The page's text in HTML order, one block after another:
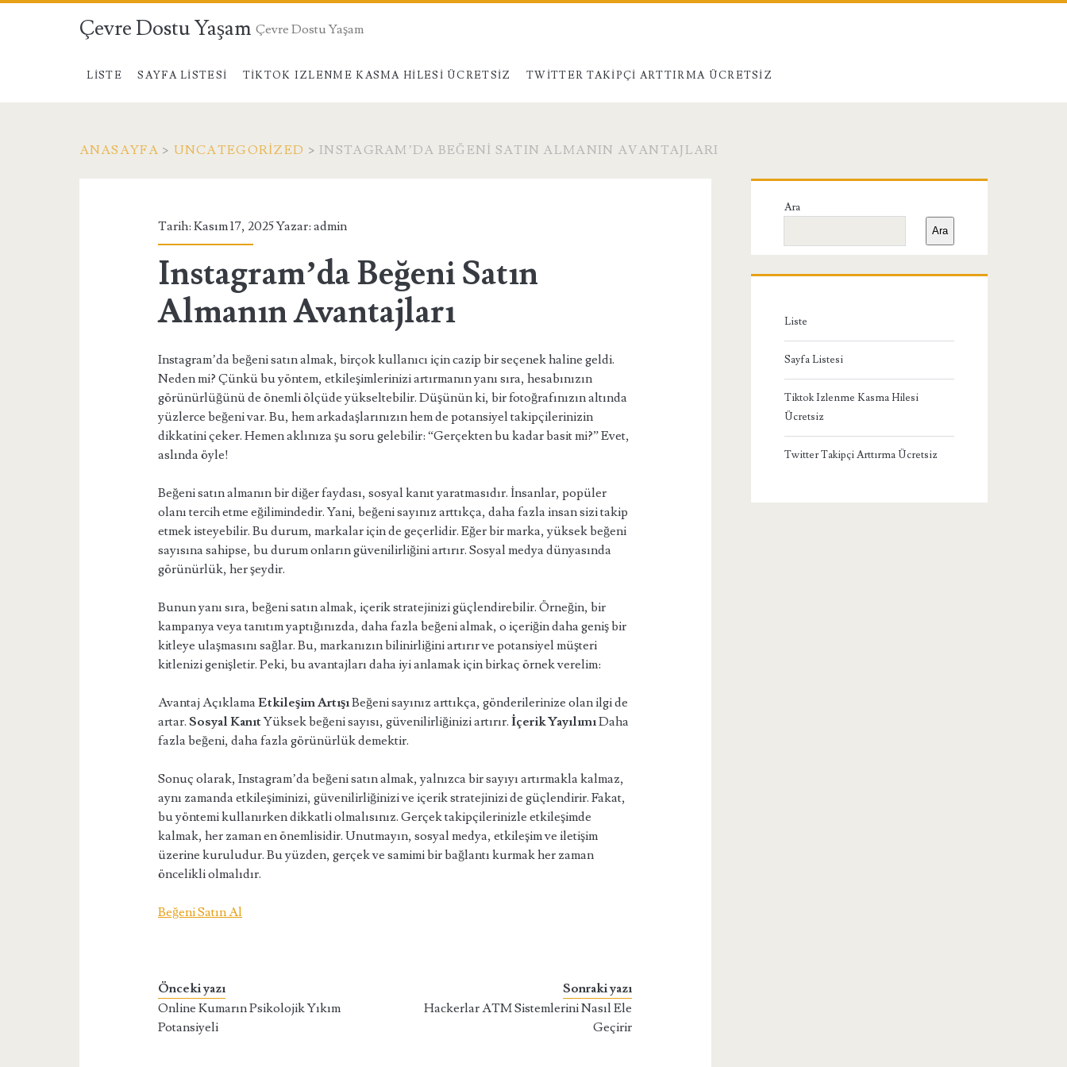
Çevre Dostu Yaşam Çevre Dostu Yaşam
LISTE SAYFA LISTESI TIKTOK IZLENME KASMA HILESI ÜCRETSIZ TWITTER TAKIPÇI ARTTIRMA ÜCRETSIZ
ANASAYFA > UNCATEGORIZED >INSTAGRAM’DA BEĞENI SATIN ALMANIN AVANTAJLARI
Tarih: Kasım 17, 2025 Yazar:admin
Instagram’da Beğeni Satın
Almanın Avantajları
Instagram’da beğeni satın almak, birçok kullanıcı için cazip bir seçenek haline geldi.
Neden mi? Çünkü bu yöntem, etkileşimlerinizi artırmanın yanı sıra, hesabınızın
görünürlüğünü de önemli ölçüde yükseltebilir. Düşünün ki, bir fotoğrafınızın altında
yüzlerce beğeni var. Bu, hem arkadaşlarınızın hem de potansiyel takipçilerinizin
dikkatini çeker. Hemen aklınıza şu soru gelebilir: “Gerçekten bu kadar basit mi?” Evet,
aslında öyle!
Beğeni satın almanın bir diğer faydası, sosyal kanıt yaratmasıdır. İnsanlar, popüler
olanı tercih etme eğilimindedir. Yani, beğeni sayınız arttıkça, daha fazla insan sizi takip
etmek isteyebilir. Bu durum, markalar için de geçerlidir. Eğer bir marka, yüksek beğeni
sayısına sahipse, bu durum onların güvenilirliğini artırır. Sosyal medya dünyasında
görünürlük, her şeydir.
Bunun yanı sıra, beğeni satın almak, içerik stratejinizi güçlendirebilir. Örneğin, bir
kampanya veya tanıtım yaptığınızda, daha fazla beğeni almak, o içeriğin daha geniş bir
kitleye ulaşmasını sağlar. Bu, markanızın bilinirliğini artırır ve potansiyel müşteri
kitlenizi genişletir. Peki, bu avantajları daha iyi anlamak için birkaç örnek verelim:
Avantaj AçıklamaEtkileşim ArtışıBeğeni sayınız arttıkça, gönderilerinize olan ilgi de
artar.Sosyal KanıtYüksek beğeni sayısı, güvenilirliğinizi artırır.İçerik YayılımıDaha
fazla beğeni, daha fazla görünürlük demektir.
Sonuç olarak, Instagram’da beğeni satın almak, yalnızca bir sayıyı artırmakla kalmaz,
aynı zamanda etkileşiminizi, güvenilirliğinizi ve içerik stratejinizi de güçlendirir. Fakat,
bu yöntemi kullanırken dikkatli olmalısınız. Gerçek takipçilerinizle etkileşimde
kalmak, her zaman en önemlisidir. Unutmayın, sosyal medya, etkileşim ve iletişim
üzerine kuruludur. Bu yüzden, gerçek ve samimi bir bağlantı kurmak her zaman
öncelikli olmalıdır.
Beğeni Satın Al
Önceki yazı
Online Kumarın Psikolojik Yıkım
Potansiyeli
Sonraki yazı
Hackerlar ATM Sistemlerini Nasıl Ele
Geçirir
Birincil
Yan
Menü
Ara
Ara
Liste
Sayfa Listesi
Tiktok Izlenme Kasma Hilesi
Ücretsiz
Twitter Takipçi Arttırma Ücretsiz